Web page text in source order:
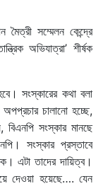
মৈত্রী সম্মেলন কেন্দ্রে
অভিযাত্রা’ শীর্ষক
সংস্কারের কথা বলা
চালানো হচ্ছে,
বিএনপি সংস্কার মানছে
সংস্কার প্রস্তাবে
এটা তাদের দায়িত্ব।
দেওয়া হয়েছে…. যেন